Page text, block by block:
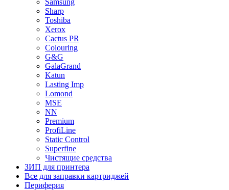
Samsung
Sharp
Toshiba
Xerox
Cactus PR
Colouring
G&G
GalaGrand
Katun
Lasting Imp
Lomond
MSE
NN
Premium
ProfiLine
Static Control
Superfine
Чистящие средства
ЗИП для принтера
Все для заправки картриджей
Периферия